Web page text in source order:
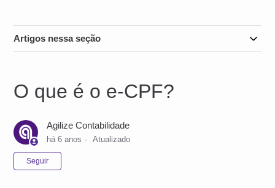
Artigos nessa seção
O que é o e-CPF?
Agilize Contabilidade
há 6 anos Atualizado
Seguir